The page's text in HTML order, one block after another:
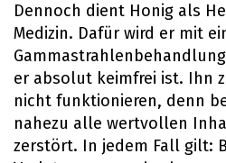
Dennoch dient Honig als
Medizin. Dafür wird er mit
er absolut keimfrei ist. Ihn
nicht funktionieren, denn
nahezu alle wertvollen
zerstört. In jedem Fall gilt: